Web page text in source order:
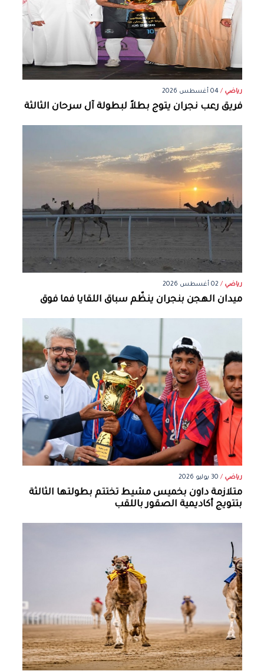
رياضي /04 أغسطس 2026
فريق رعب نجران يتوج بطلاً لبطولة آل سرحان الثالثة
رياضي / 02 أغسطس 2026
ميدان الهجن بنجران ينظّم سباق اللقايا فما فوق
رياضي / 30 يوليو 2026
متلازمة داون بخميس مشيط تختتم بطولتها الثالثة
بتتويج أكاديمية الصقور باللقب